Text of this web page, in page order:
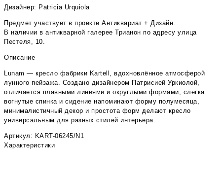
Дизайнер: Patricia Urquiola
Предмет участвует в проекте Антиквариат + Дизайн.
В наличии в антикварной галерее Трианон по адресу улица
Пестеля, 10.
Описание
Lunam — кресло фабрики Kartell, вдохновлённое атмосферой
лунного пейзажа. Создано дизайнером Патрисией Уркиолой,
отличается плавными линиями и округлыми формами, слегка
вогнутые спинка и сидение напоминают форму полумесяца,
минималистичный декор и простота форм делают кресло
универсальным для разных стилей интерьера.
Артикул: KART-06245/N1
Характеристики